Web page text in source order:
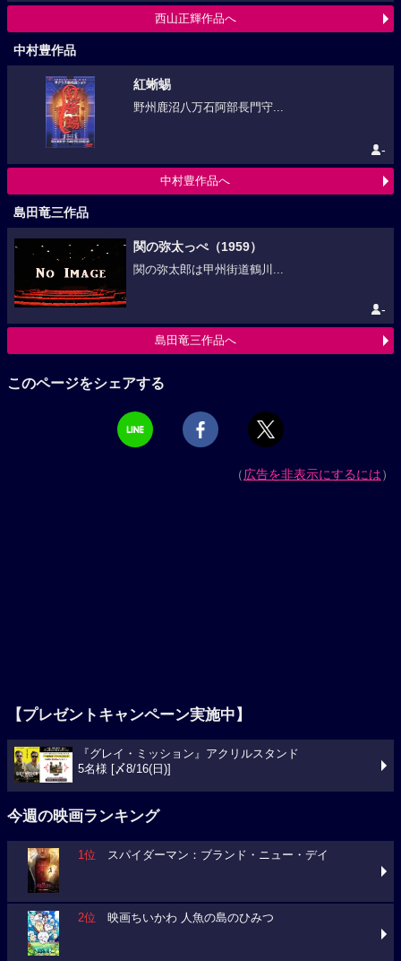
西山正輝作品へ
中村豊作品
紅蜥蜴
野州鹿沼八万石阿部長門守...
-
中村豊作品へ
島田竜三作品
関の弥太っぺ（1959）
関の弥太郎は甲州街道鶴川...
-
島田竜三作品へ
このページをシェアする
（広告を非表示にするには）
【プレゼントキャンペーン実施中】
『グレイ・ミッション』アクリルスタンド
5名様 [〆8/16(日)]
今週の映画ランキング
1位 スパイダーマン：ブランド・ニュー・デイ
2位 映画ちいかわ 人魚の島のひみつ